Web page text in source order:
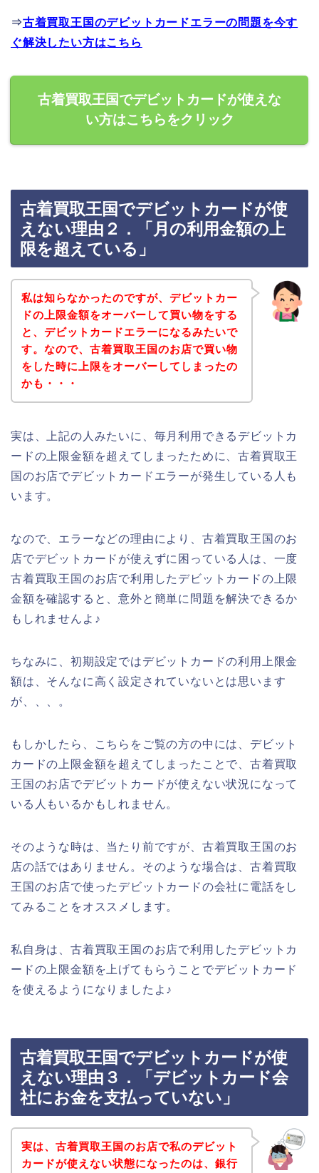
⇒古着買取王国のデビットカードエラーの問題を今す
ぐ解決したい方はこちら
古着買取王国でデビットカードが使えな
い方はこちらをクリック
古着買取王国でデビットカードが使
えない理由２．「月の利用金額の上
限を超えている」
私は知らなかったのですが、デビットカー
ドの上限金額をオーバーして買い物をする
と、デビットカードエラーになるみたいで
す。なので、古着買取王国のお店で買い物
をした時に上限をオーバーしてしまったの
かも・・・
実は、上記の人みたいに、毎月利用できるデビットカ
ードの上限金額を超えてしまったために、古着買取王
国のお店でデビットカードエラーが発生している人も
います。
なので、エラーなどの理由により、古着買取王国のお
店でデビットカードが使えずに困っている人は、一度
古着買取王国のお店で利用したデビットカードの上限
金額を確認すると、意外と簡単に問題を解決できるか
もしれませんよ♪
ちなみに、初期設定ではデビットカードの利用上限金
額は、そんなに高く設定されていないとは思います
が、、、。
もしかしたら、こちらをご覧の方の中には、デビット
カードの上限金額を超えてしまったことで、古着買取
王国のお店でデビットカードが使えない状況になって
いる人もいるかもしれません。
そのような時は、当たり前ですが、古着買取王国のお
店の話ではありません。そのような場合は、古着買取
王国のお店で使ったデビットカードの会社に電話をし
てみることをオススメします。
私自身は、古着買取王国のお店で利用したデビットカ
ードの上限金額を上げてもらうことでデビットカード
を使えるようになりましたよ♪
古着買取王国でデビットカードが使
えない理由３．「デビットカード会
社にお金を支払っていない」
実は、古着買取王国のお店で私のデビット
カードが使えない状態になったのは、銀行